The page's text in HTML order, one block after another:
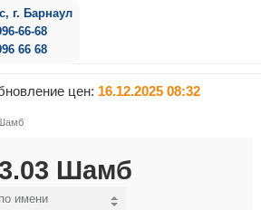
г. Барнаул
66-68
66 68
цен: 16.12.2025 08:32
Шамб